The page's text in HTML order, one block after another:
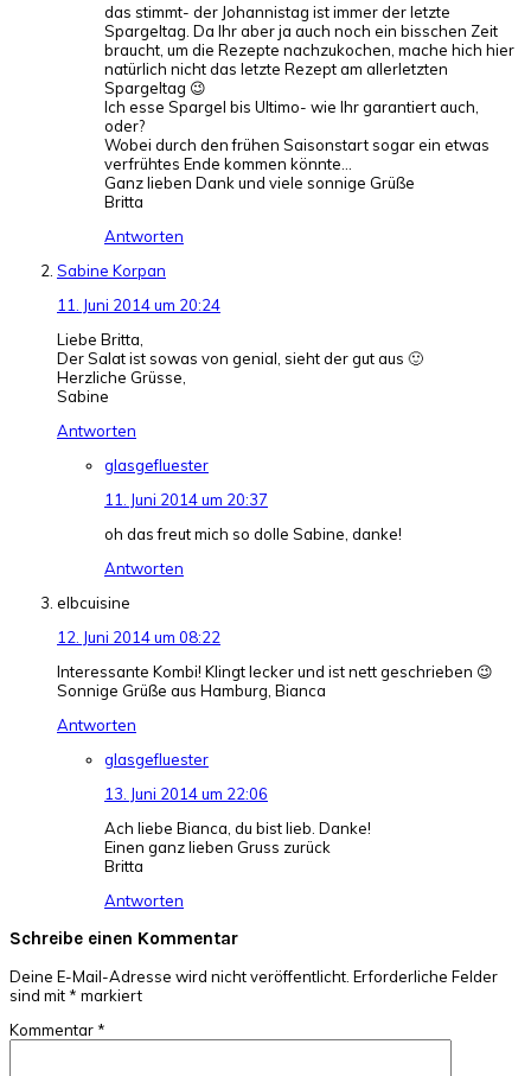
das stimmt- der Johannistag ist immer der letzte
Spargeltag. Da Ihr aber ja auch noch ein bisschen Zeit
braucht, um die Rezepte nachzukochen, mache hich hier
natürlich nicht das letzte Rezept am allerletzten
Spargeltag 😉
Ich esse Spargel bis Ultimo- wie Ihr garantiert auch,
oder?
Wobei durch den frühen Saisonstart sogar ein etwas
verfrühtes Ende kommen könnte…
Ganz lieben Dank und viele sonnige Grüße
Britta
Antworten
Sabine Korpan
11. Juni 2014 um 20:24
Liebe Britta,
Der Salat ist sowas von genial, sieht der gut aus 🙂
Herzliche Grüsse,
Sabine
Antworten
glasgefluester
11. Juni 2014 um 20:37
oh das freut mich so dolle Sabine, danke!
Antworten
elbcuisine
12. Juni 2014 um 08:22
Interessante Kombi! Klingt lecker und ist nett geschrieben 😉
Sonnige Grüße aus Hamburg, Bianca
Antworten
glasgefluester
13. Juni 2014 um 22:06
Ach liebe Bianca, du bist lieb. Danke!
Einen ganz lieben Gruss zurück
Britta
Antworten
Schreibe einen Kommentar
Deine E-Mail-Adresse wird nicht veröffentlicht. Erforderliche Felder
sind mit * markiert
Kommentar *